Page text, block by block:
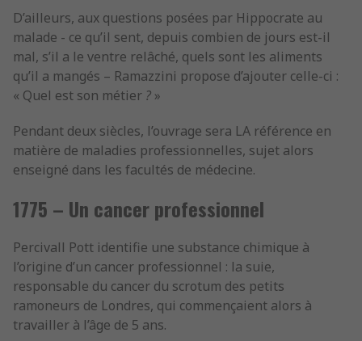
D’ailleurs, aux questions posées par Hippocrate au
malade - ce qu’il sent, depuis combien de jours est-il
mal, s’il a le ventre relâché, quels sont les aliments
qu’il a mangés – Ramazzini propose d’ajouter celle-ci :
« Quel est son métier ? »
Pendant deux siècles, l’ouvrage sera LA référence en
matière de maladies professionnelles, sujet alors
enseigné dans les facultés de médecine.
1775 – Un cancer professionnel
Percivall Pott identifie une substance chimique à
l’origine d’un cancer professionnel : la suie,
responsable du cancer du scrotum des petits
ramoneurs de Londres, qui commençaient alors à
travailler à l’âge de 5 ans.